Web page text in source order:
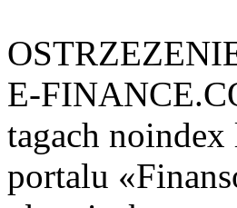
E-
tagach
portalu